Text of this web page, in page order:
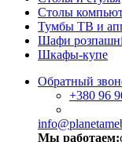
Столы
Тумбы ТВ и
Шафи розпашні
Шкафы-купе
Обратный
+380 96
Мы работаем: